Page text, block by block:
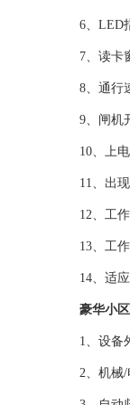
6、LED
7、读卡
8、通行
9、闸机
10、上电
11、出现
12、工作
13、工
14、适应
豪华小
1、设备
2、机械/